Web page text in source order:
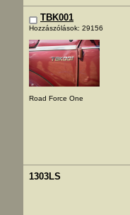
TBK001
Hozzászólások: 29156
Road Force One
1303LS